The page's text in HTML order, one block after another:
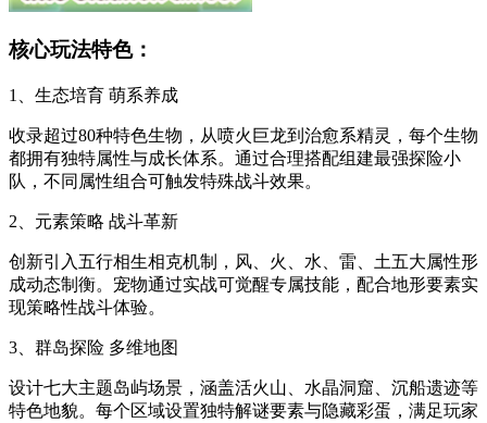
核心玩法特色：
1、生态培育 萌系养成
收录超过80种特色生物，从喷火巨龙到治愈系精灵，每个生物
都拥有独特属性与成长体系。通过合理搭配组建最强探险小
队，不同属性组合可触发特殊战斗效果。
2、元素策略 战斗革新
创新引入五行相生相克机制，风、火、水、雷、土五大属性形
成动态制衡。宠物通过实战可觉醒专属技能，配合地形要素实
现策略性战斗体验。
3、群岛探险 多维地图
设计七大主题岛屿场景，涵盖活火山、水晶洞窟、沉船遗迹等
特色地貌。每个区域设置独特解谜要素与隐藏彩蛋，满足玩家